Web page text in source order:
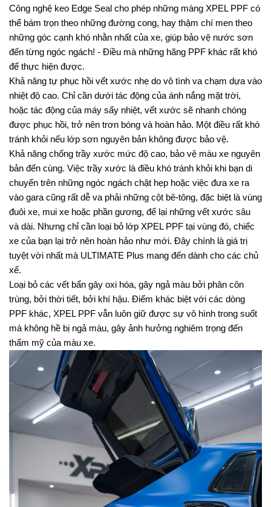
Công nghệ keo Edge Seal cho phép những màng XPEL PPF có
thể bám trọn theo những đường cong, hay thậm chí men theo
những góc cạnh khó nhằn nhất của xe, giúp bảo vệ nước sơn
đến từng ngóc ngách! - Điều mà những hãng PPF khác rất khó
để thực hiện được.
Khả năng tự phục hồi vết xước nhẹ do vô tình va chạm dựa vào
nhiệt độ cao. Chỉ cần dưới tác động của ánh nắng mặt trời,
hoặc tác động của máy sấy nhiệt, vết xước sẽ nhanh chóng
được phục hồi, trở nên trơn bóng và hoàn hảo. Một điều rất khó
tránh khỏi nếu lớp sơn nguyên bản không được bảo vệ.
Khả năng chống trầy xước mức độ cao, bảo vệ màu xe nguyên
bản đến cùng. Việc trầy xước là điều khó tránh khỏi khi bạn di
chuyển trên những ngóc ngách chật hẹp hoặc việc đưa xe ra
vào gara cũng rất dễ va phải những cột bê-tông, đặc biệt là vùng
đuôi xe, mui xe hoặc phần gương, để lại những vết xước sâu
và dài. Nhưng chỉ cần loại bỏ lớp XPEL PPF tại vùng đó, chiếc
xe của bạn lại trở nên hoàn hảo như mới. Đây chính là giá trị
tuyệt vời nhất mà ULTIMATE Plus mang đến dành cho các chủ
xế.
Loại bỏ các vết bẩn gây oxi hóa, gây ngả màu bởi phân côn
trùng, bởi thời tiết, bởi khí hậu. Điểm khác biệt với các dòng
PPF khác, XPEL PPF vẫn luôn giữ được sự vô hình trong suốt
mà không hề bị ngả màu, gây ảnh hưởng nghiêm trọng đến
thẩm mỹ của màu xe.